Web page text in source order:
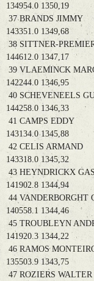
134954.0 1350,19
37 BRANDS
143351.0 1349,68
38 SITTNER-
144612.0 1347,17
39 VLAEMINCK
142244.0 1346,95
40 SCHEVENEELS
144258.0 1346,33
41 CAMPS EDDY
143134.0 1345,88
42 CELIS
143318.0 1345,32
43 HEYNDRICKX
141902.8 1344,94
44
140558.1 1344,46
45 TROUBLEYN
141920.3 1344,22
46 RAMOS
135503.9 1343,75
47 ROZIERS